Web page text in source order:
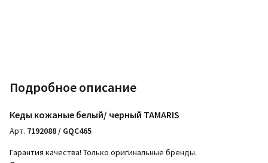
Подробное описание
Кеды кожаные белый/ черный TAMARIS
Арт. 7192088 / GQC465
Гарантия качества! Только оригинальные бренды.